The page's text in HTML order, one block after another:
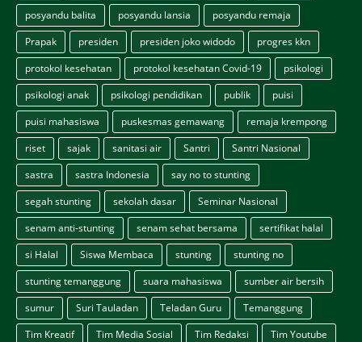
posyandu balita
posyandu lansia
posyandu remaja
Prapak
presiden presiden joko widodo
progres kkn
protokol kesehatan
protokol kesehatan Covid-19
psikologi
psikologi anak
psikologi pendidikan publik
puisi
puisi mahasiswa
puskesmas gemawang
remaja krempong
riset
sajak sanitasi air Santri
Santri Nasional
sastra
sastra Indonesia
say no to stunting
segah stunting
sekolah dasar
Seminar Nasional
senam anti-stunting
senam sehat bersama
sertifikat halal
si Halal
Siswa Membaca stunting
stunting no
stunting temanggung
suara mahasiswa
sumber air bersih
sumur
Suri Tauladan Teladan Guru
Temanggung
Tim Kreatif
Tim Media Sosial Tim Redaksi
Tim Youtube